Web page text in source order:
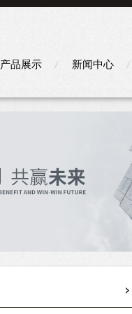
产品展示 新闻中心